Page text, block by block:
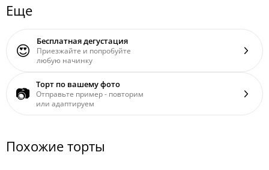
Еще
😍 Бесплатная дегустация
Приезжайте и попробуйте
любую начинку
📷 Торт по вашему фото
Отправьте пример - повторим
или адаптируем
Похожие торты